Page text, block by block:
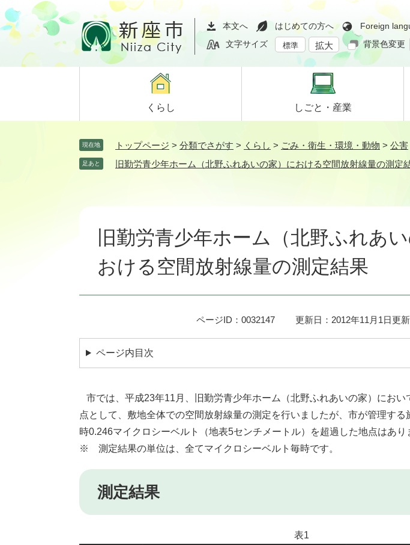
ペ
ー
ジ
メ
ニ
ュ
て
本文へ はじめての方へ Foreign
文字サイズ
標準 拡大 背景色変更
くらし しごと・ 産業
現在地 トップページ > 分類でさがす > くらし > ごみ・衛生・環境・動物 > 公害
足あと 旧勤労青少年ホーム（北野ふれあいの家）における空間放射線量の測定
旧勤労青少年ホーム（北野ふれあ
おける空間放射線量の測定結果
ページID：0032147 更新日：2012年11月1日更新
ページ内目次
市では、平成23年11月、旧勤労青少年ホーム（北野ふれあいの家）におい
点として、敷地全体での空間放射線量の測定を行いましたが、市が管理す
時0.246マイクロシーベルト（地表5センチメートル）を超過した地点はあり
※ 測定結果の単位は、全てマイクロシーベルト毎時です。
測定結果
表1